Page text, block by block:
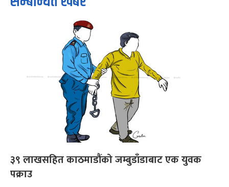
३९ लाखसहित काठमाडौंको जम्बुडाँडाबाट एक युवक
पक्राउ